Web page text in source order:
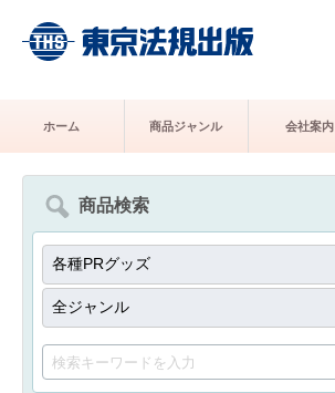
ホーム 商品ジャンル 会社案内
商品検索